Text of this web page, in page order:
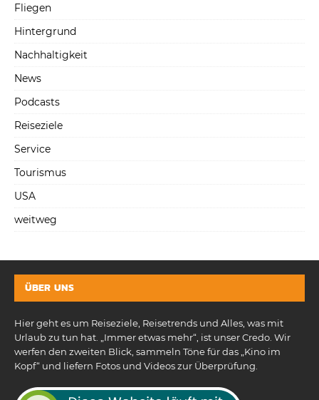
Fliegen
Hintergrund
Nachhaltigkeit
News
Podcasts
Reiseziele
Service
Tourismus
USA
weitweg
ÜBER UNS
Hier geht es um Reiseziele, Reisetrends und Alles, was mit
Urlaub zu tun hat. „Immer etwas mehr“, ist unser Credo. Wir
werfen den zweiten Blick, sammeln Töne für das „Kino im
Kopf“ und liefern Fotos und Videos zur Überprüfung.